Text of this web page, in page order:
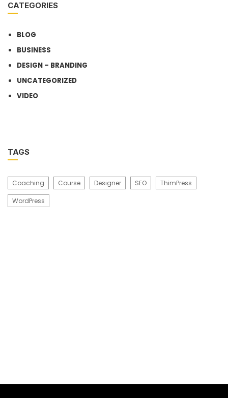
CATEGORIES
BLOG
BUSINESS
DESIGN – BRANDING
UNCATEGORIZED
VIDEO
TAGS
Coaching Course Designer SEO ThimPress
WordPress